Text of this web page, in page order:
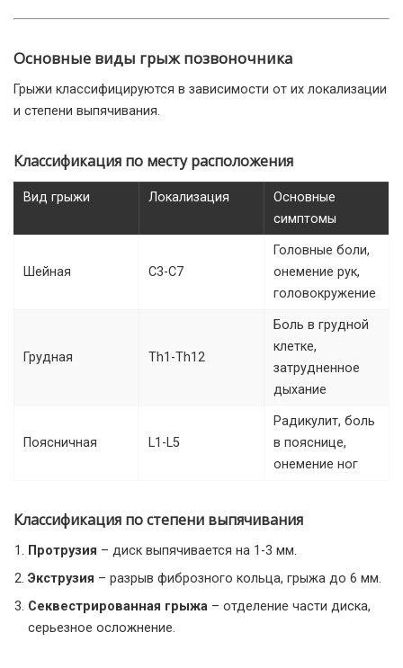
Основные виды грыж позвоночника
Грыжи классифицируются в зависимости от их локализации
и степени выпячивания.
Классификация по месту расположения
Вид грыжи Локализация
Основные
симптомы
Шейная C3-C7
Головные боли,
онемение рук,
головокружение
Грудная Th1-Th12
Боль в грудной
клетке,
затрудненное
дыхание
Поясничная L1-L5
Радикулит, боль
в пояснице,
онемение ног
Классификация по степени выпячивания
Протрузия – диск выпячивается на 1-3 мм.
Экструзия – разрыв фиброзного кольца, грыжа до 6 мм.
Секвестрированная грыжа – отделение части диска,
серьезное осложнение.